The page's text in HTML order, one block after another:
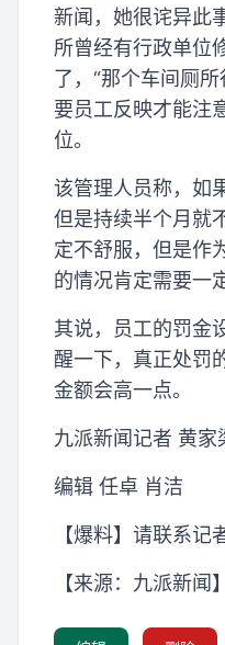
新闻，她很诧异此
所曾经有行政单位
了，“那个车间厕
要员工反映才能注
位。
该管理人员称，如
但是持续半个月就
定不舒服，但是作
的情况肯定需要一
其说，员工的罚金
醒一下，真正处罚
金额会高一点。
九派新闻记者 黄家
编辑 任卓 肖洁
【爆料】请联系
【来源：九派新闻】